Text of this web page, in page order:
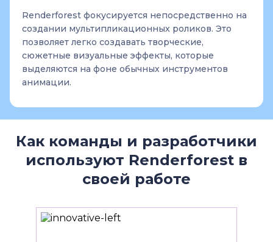
Renderforest фокусируется непосредственно на
создании мультипликационных роликов. Это
позволяет легко создавать творческие,
сюжетные визуальные эффекты, которые
выделяются на фоне обычных инструментов
анимации.
Как команды и разработчики
используют Renderforest в
своей работе